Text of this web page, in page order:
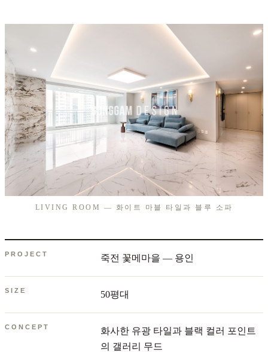
LIVING ROOM — 화이트 마블 타일과 블루 소파
PROJECT 죽전 꽃메마을 — 용인
SIZE 50평대
CONCEPT
화사한 유광 타일과 블랙 컬러 포인트
의 갤러리 무드